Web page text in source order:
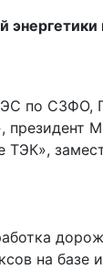
по
президент
ТЭК»,
на базе